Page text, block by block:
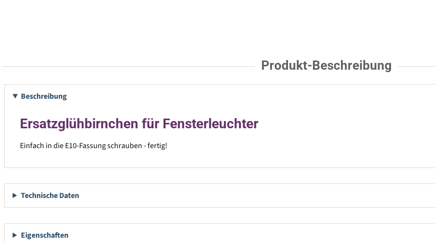
Produkt-Beschreibung
Beschreibung
Ersatzglühbirnchen für Fensterleuchter
Einfach in die E10-Fassung schrauben - fertig!
Technische Daten
Eigenschaften